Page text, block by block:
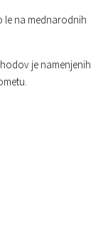
le na mednarodnih
je namenjenih